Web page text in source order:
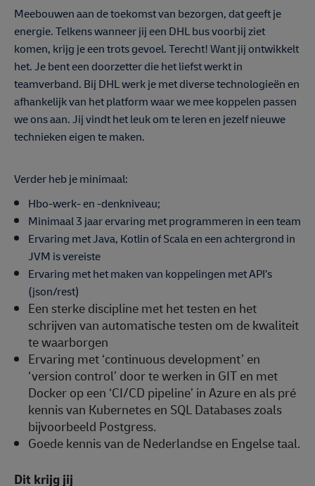
Meebouwen aan de toekomst van bezorgen, dat geeft je
energie. Telkens wanneer jij een DHL bus voorbij ziet
komen, krijg je een trots gevoel. Terecht! Want jij ontwikkelt
het. Je bent een doorzetter die het liefst werkt in
teamverband. Bij DHL werk je met diverse technologieën en
afhankelijk van het platform waar we mee koppelen passen
we ons aan. Jij vindt het leuk om te leren en jezelf nieuwe
technieken eigen te maken.
Verder heb je minimaal:
Hbo-werk- en -denkniveau;
Minimaal 3 jaar ervaring met programmeren in een team
Ervaring met Java, Kotlin of Scala en een achtergrond in
JVM is vereiste
Ervaring met het maken van koppelingen met API’s
(json/rest)
Een sterke discipline met het testen en het
schrijven van automatische testen om de kwaliteit
te waarborgen
Ervaring met ‘continuous development’ en
‘version control’ door te werken in GIT en met
Docker op een ‘CI/CD pipeline’ in Azure en als pré
kennis van Kubernetes en SQL Databases zoals
bijvoorbeeld Postgress.
Goede kennis van de Nederlandse en Engelse taal.
Dit krijg jij